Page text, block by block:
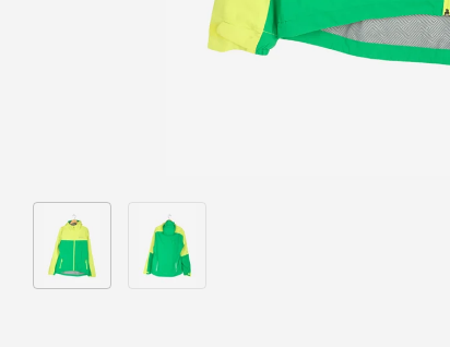
Bild 1 in Galerieansicht laden